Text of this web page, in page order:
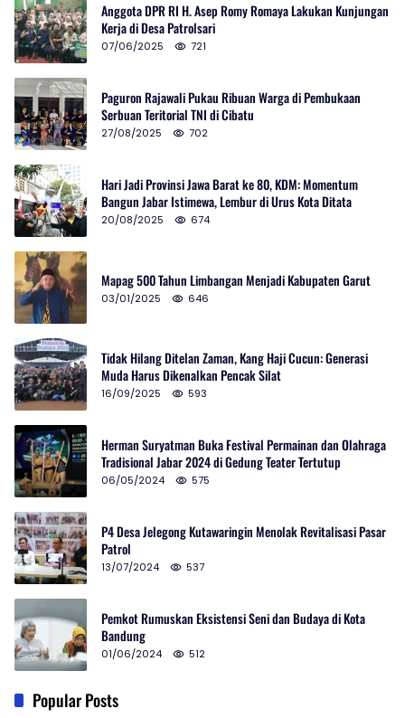
Anggota DPR RI H. Asep Romy Romaya Lakukan Kunjungan
Kerja di Desa Patrolsari
07/06/2025 721
Paguron Rajawali Pukau Ribuan Warga di Pembukaan
Serbuan Teritorial TNI di Cibatu
27/08/2025 702
Hari Jadi Provinsi Jawa Barat ke 80, KDM: Momentum
Bangun Jabar Istimewa, Lembur di Urus Kota Ditata
20/08/2025 674
Mapag 500 Tahun Limbangan Menjadi Kabupaten Garut
03/01/2025 646
Tidak Hilang Ditelan Zaman, Kang Haji Cucun: Generasi
Muda Harus Dikenalkan Pencak Silat
16/09/2025 593
Herman Suryatman Buka Festival Permainan dan Olahraga
Tradisional Jabar 2024 di Gedung Teater Tertutup
06/05/2024 575
P4 Desa Jelegong Kutawaringin Menolak Revitalisasi Pasar
Patrol
13/07/2024 537
Pemkot Rumuskan Eksistensi Seni dan Budaya di Kota
Bandung
01/06/2024 512
Popular Posts